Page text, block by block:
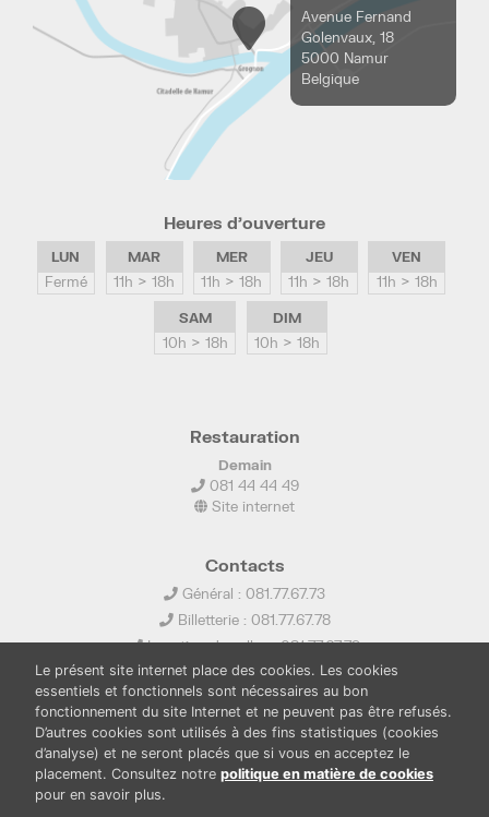
Avenue Fernand
Golenvaux, 18
5000 Namur
Belgique
Heures d’ouverture
LUN
Fermé
MAR
11h > 18h
MER
11h > 18h
JEU
11h > 18h
VEN
11h > 18h
SAM
10h > 18h
DIM
10h > 18h
Restauration
Demain
081 44 44 49
Site internet
Contacts
Général : 081.77.67.73
Billetterie : 081.77.67.78
Location de salles : 081.77.67.79
info@ledelta.be
Le présent site internet place des cookies. Les cookies
essentiels et fonctionnels sont nécessaires au bon
fonctionnement du site Internet et ne peuvent pas être refusés.
D’autres cookies sont utilisés à des fins statistiques (cookies
d’analyse) et ne seront placés que si vous en acceptez le
placement. Consultez notre politique en matière de cookies
pour en savoir plus.